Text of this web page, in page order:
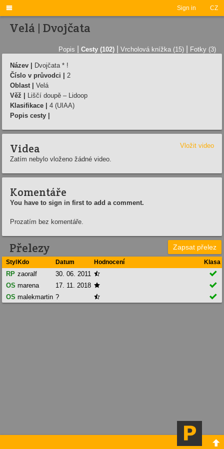
Sign in CZ

Velá | Dvojčata
Popis Cesty (102) Vrcholová knížka (15) Fotky (3)
Název |
Dvojčata * !
Číslo v průvodci |
2
Oblast |
Velá
Věž |
Liščí doupě – Lidoop
Klasifikace |
4 (UIAA)
Popis cesty |
Videa
Vložit video
Zatím nebylo vloženo žádné video.
Komentáře
You have to sign in first to add a comment.
Prozatím bez komentáře.
Přelezy Zapsat přelez
StylKdo Datum Hodnocení Klasa
RP zaoralf 30. 06. 2011 

OS marena 17. 11. 2018 

OS malekmartin ?  
